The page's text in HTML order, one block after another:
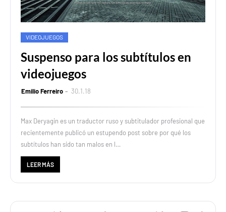
VIDEOJUEGOS
Suspenso para los subtítulos en
videojuegos
Emilio Ferreiro 30.1.18
Max Deryagin es un traductor ruso y subtitulador profesional que
recientemente publicó un estupendo post sobre por qué los
subtítulos han sido tan malos en l…
LEER MÁS